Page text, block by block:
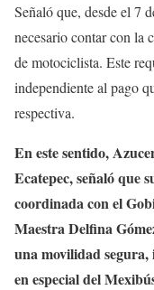
Señaló que, desde el 7
necesario contar con la
de motociclista. Este
independiente al pago
respectiva.
En este sentido,
Ecatepec, señaló que
coordinada con el
Maestra Delfina
una movilidad segura,
en especial del